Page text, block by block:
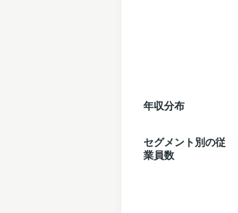
年収分布
セグメント別の従
業員数